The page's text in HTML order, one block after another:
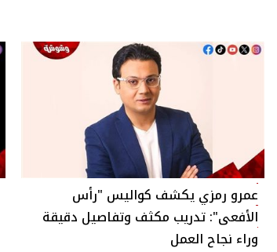
عمرو رمزي يكشف كواليس "رأس
الأفعى": تدريب مكثف وتفاصيل دقيقة
وراء نجاح العمل